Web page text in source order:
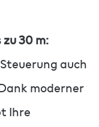
30 m:
auch
moderner
Ihre